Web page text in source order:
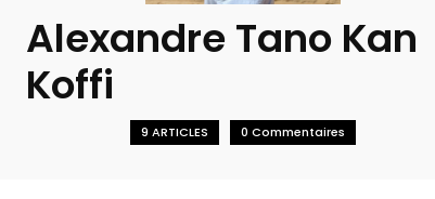
Alexandre Tano Kan
Koffi
9 ARTICLES 0 Commentaires